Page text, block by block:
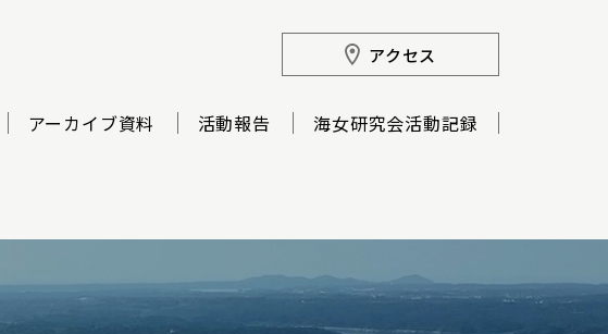
アクセス
アーカイブ資料 活動報告 海女研究会活動記録